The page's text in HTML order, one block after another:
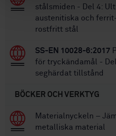
stålsmiden - Del 4:
austenitiska och
rostfritt stål
SS-EN 10028-6:2017
för tryckändamål -
seghärdat tillstånd
BÖCKER OCH VERKTYG
Materialnyckeln –
metalliska material